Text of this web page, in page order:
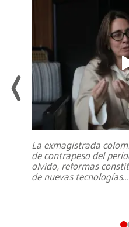
La exmagistrada
de contrapeso del
olvido, reformas
de nuevas tecnologías...